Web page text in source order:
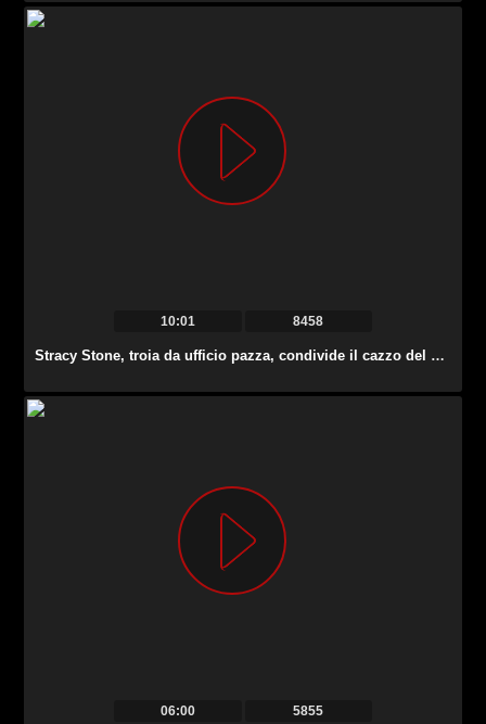
10:01 8458
Stracy Stone, troia da ufficio pazza, condivide il cazzo del suo collega con un’altra troia.
06:00 5855